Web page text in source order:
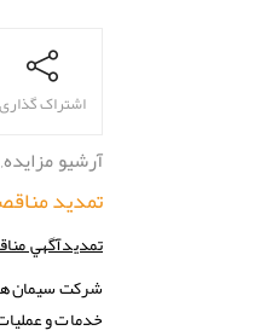
اشتراک گذاری
آرشیو مزایده
تمدید
تمدیدآگهي
شرکت سیمان
خدمات و